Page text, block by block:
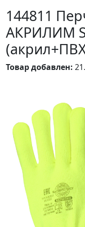
144811
АКРИЛИМ
Товар добавлен: